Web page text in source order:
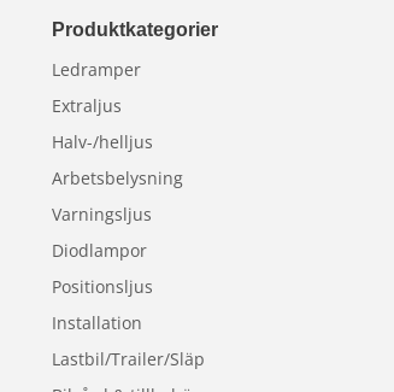
Produktkategorier
Ledramper
Extraljus
Halv-/helljus
Arbetsbelysning
Varningsljus
Diodlampor
Positionsljus
Installation
Lastbil/Trailer/Släp